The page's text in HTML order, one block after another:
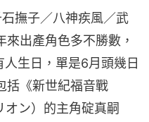
撫子／八神疾風／武
出產角色多不勝數，
生日，單是6月頭幾日
括《新世紀福音戰
オン）的主角碇真嗣